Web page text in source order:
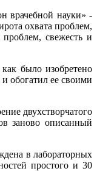
врачебной науки» -
охвата проблем,
свежесть и
было изобретено
обогатил ее своими
двухстворчатого
заново описанный
в лабораторных
простого и 30